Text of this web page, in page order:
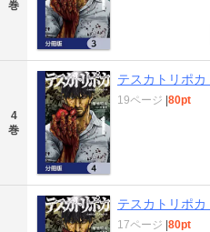
巻
4
巻
テスカトリポ
19ページ |80pt
テスカトリポ
17ページ |80pt